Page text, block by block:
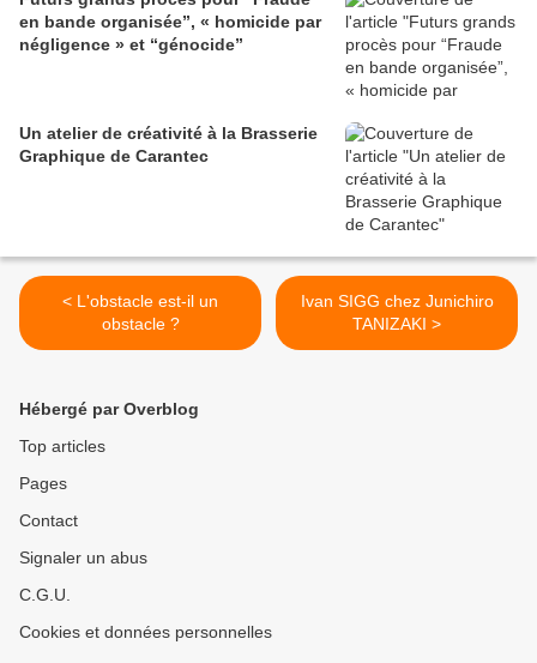
en bande organisée”, « homicide par
négligence » et “génocide”
Un atelier de créativité à la Brasserie
Graphique de Carantec
< L'obstacle est-il un
obstacle ?
Ivan SIGG chez Junichiro
TANIZAKI >
Hébergé par Overblog
Top articles
Pages
Contact
Signaler un abus
C.G.U.
Cookies et données personnelles